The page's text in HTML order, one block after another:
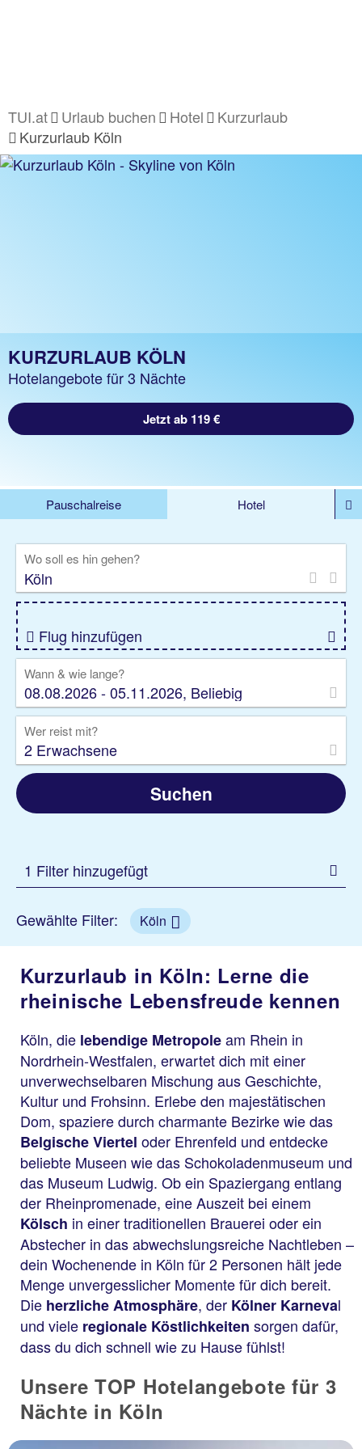
TUI.at Urlaub buchen Hotel
Kurzurlaub
Kurzurlaub Köln
KURZURLAUB KÖLN
Hotelangebote für 3 Nächte
Jetzt ab 119 €
Pauschalreise
Hotel
Rundreise
Kreuzfahrt
Gruppenreise
Camper Privattransfer
Wo soll es hin gehen?
Flug hinzufügen
Wann & wie lange?
08.08.2026 - 05.11.2026, Beliebig
Wer reist mit?
2 Erwachsene
Suchen
1 Filter hinzugefügt
Gewählte Filter: Köln
Kurzurlaub in Köln: Lerne die
rheinische Lebensfreude kennen
Köln, die lebendige Metropoleam Rhein in
Nordrhein-Westfalen, erwartet dich mit einer
unverwechselbaren Mischung aus Geschichte,
Kultur und Frohsinn. Erlebe den majestätischen
Dom, spaziere durch charmante Bezirke wie das
Belgische Viertel oder Ehrenfeld und entdecke
beliebte Museen wie das Schokoladenmuseum und
das Museum Ludwig. Ob ein Spaziergang entlang
der Rheinpromenade, eine Auszeit bei einem
Kölsch in einer traditionellen Brauerei oder ein
Abstecher in das abwechslungsreiche Nachtleben –
dein Wochenende in Köln für 2 Personen hält jede
Menge unvergesslicher Momente für dich bereit.
Die herzliche Atmosphäre, der Kölner Karneval
und viele regionale Köstlichkeiten sorgen dafür,
dass du dich schnell wie zu Hause fühlst!
Unsere TOP Hotelangebote für 3
Nächte in Köln